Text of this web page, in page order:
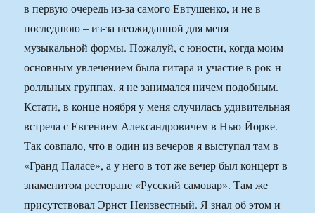
в первую очередь из-за самого Евтушенко, и не в
последнюю – из-за неожиданной для меня
музыкальной формы. Пожалуй, с юности, когда моим
основным увлечением была гитара и участие в рок-н-
ролльных группах, я не занимался ничем подобным.
Кстати, в конце ноября у меня случилась удивительная
встреча с Евгением Александровичем в Нью-Йорке.
Так совпало, что в один из вечеров я выступал там в
«Гранд-Паласе», а у него в тот же вечер был концерт в
знаменитом ресторане «Русский самовар». Там же
присутствовал Эрнст Неизвестный. Я знал об этом и